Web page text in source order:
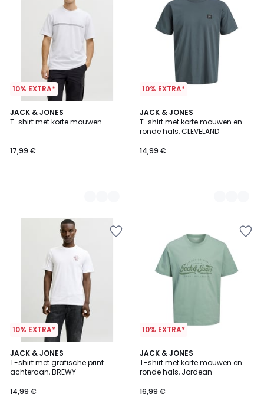
10% EXTRA*
JACK & JONES
T-shirt met korte mouwen
17,99 €
3
Kleuren
10% EXTRA*
JACK & JONES
T-shirt met korte mouwen en
ronde hals, CLEVELAND
14,99 €
3
Kleuren
10% EXTRA*
JACK & JONES
T-shirt met grafische print
achteraan, BREWY
14,99 €
4
Kleuren
10% EXTRA*
JACK & JONES
T-shirt met korte mouwen en
ronde hals, Jordean
16,99 €
4
Kleuren